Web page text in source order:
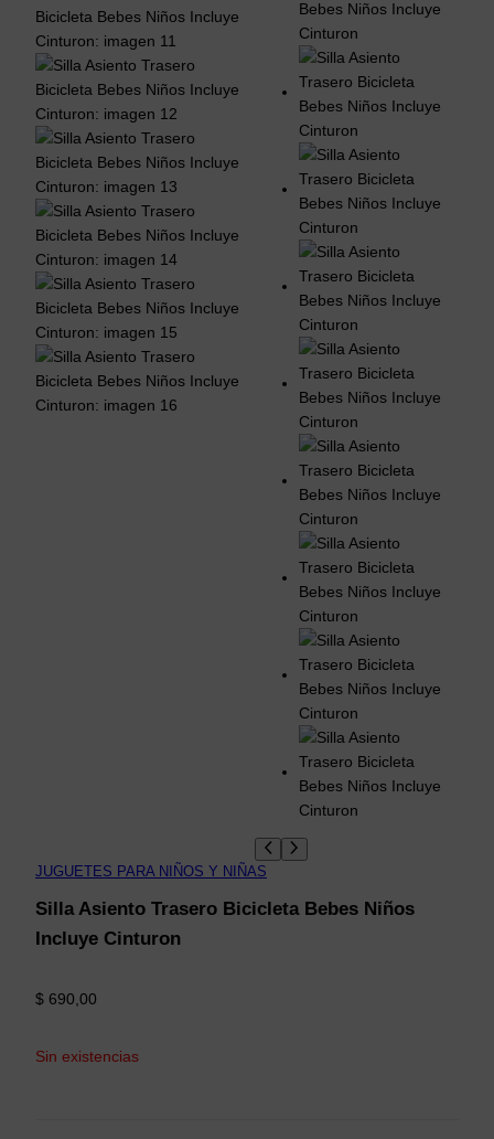
JUGUETES PARA NIÑOS Y NIÑAS
Silla Asiento Trasero Bicicleta Bebes Niños
Incluye Cinturon
$ 690,00
Sin existencias